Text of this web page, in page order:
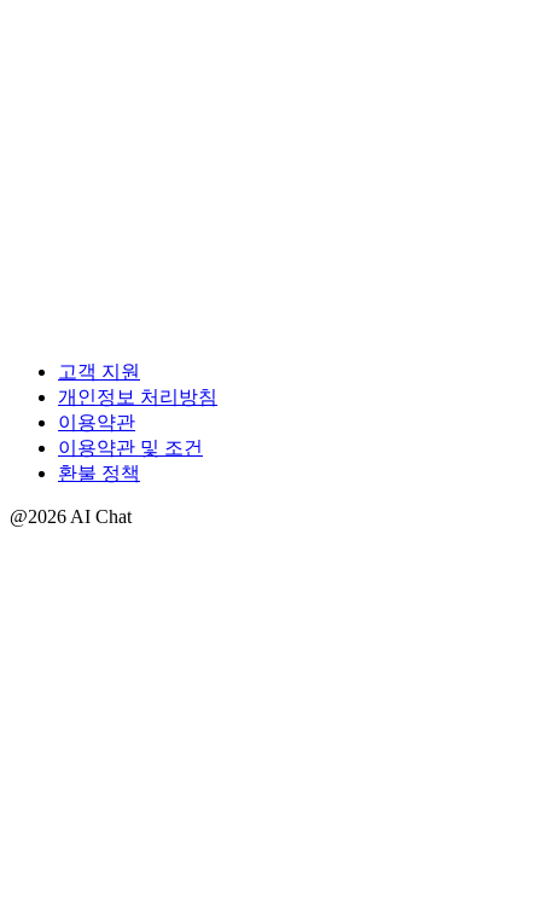
고객 지원
개인정보 처리방침
이용약관
이용약관 및 조건
환불 정책
@2026 AI Chat